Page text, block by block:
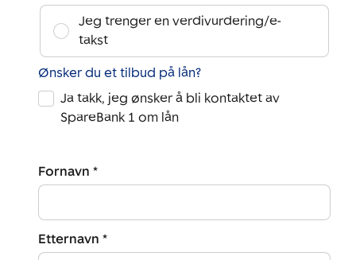
Jeg trenger en verdivurdering/e-
takst
Ønsker du et tilbud på lån?
Ja takk, jeg ønsker å bli kontaktet av
SpareBank 1 om lån
Fornavn *
Etternavn *